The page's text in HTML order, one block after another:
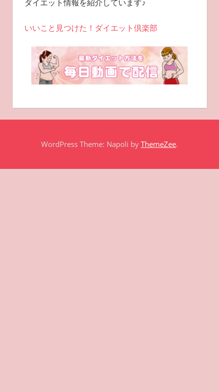
ダイエット情報を紹介しています♪
いいこと見つけた！ダイエット倶楽部
WordPress Theme: Napoli by ThemeZee.